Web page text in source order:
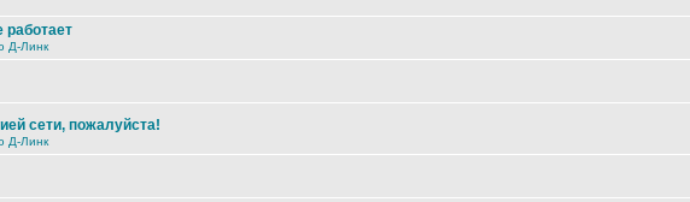
Д-Линк
сети, пожалуйста!
Д-Линк